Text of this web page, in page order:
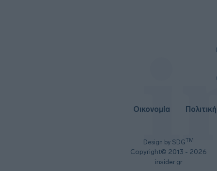
Οικονομία Πολιτική
Design by SDGTM
Copyright© 2013 - 2026
insider.gr